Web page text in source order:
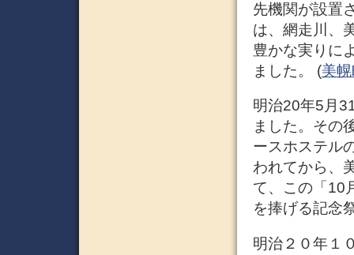
先機関が設置
は、網走川、
豊かな実りに
ました。 (美
明治20年5月
ました。その
ースホステル
われてから、
て、この「10
を捧げる記念
明治２０年１